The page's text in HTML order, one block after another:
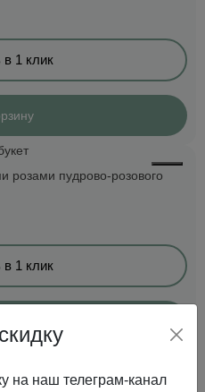
в 1 клик
розами пудрово-розового
в 1 клик
на наш телеграм-канал